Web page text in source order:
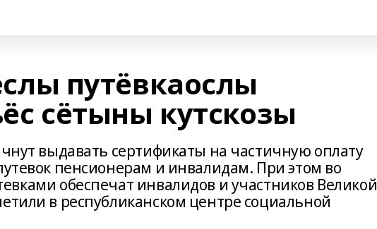
путёвкаослы
сётыны кутскозы
выдавать сертификаты на частичную оплату
пенсионерам и инвалидам. При этом во
обеспечат инвалидов и участников Великой
в республиканском центре социальной